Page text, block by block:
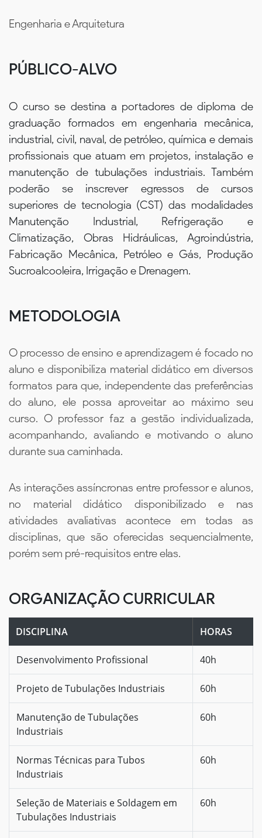
Engenharia e Arquitetura
PÚBLICO-ALVO
O curso se destina a portadores de diploma de
graduação formados em engenharia mecânica,
industrial, civil, naval, de petróleo, química e demais
profissionais que atuam em projetos, instalação e
manutenção de tubulações industriais. Também
poderão se inscrever egressos de cursos
superiores de tecnologia (CST) das modalidades
Manutenção Industrial, Refrigeração e
Climatização, Obras Hidráulicas, Agroindústria,
Fabricação Mecânica, Petróleo e Gás, Produção
Sucroalcooleira, Irrigação e Drenagem.
METODOLOGIA
O processo de ensino e aprendizagem é focado no
aluno e disponibiliza material didático em diversos
formatos para que, independente das preferências
do aluno, ele possa aproveitar ao máximo seu
curso. O professor faz a gestão individualizada,
acompanhando, avaliando e motivando o aluno
durante sua caminhada.
As interações assíncronas entre professor e alunos,
no material didático disponibilizado e nas
atividades avaliativas acontece em todas as
disciplinas, que são oferecidas sequencialmente,
porém sem pré-requisitos entre elas.
ORGANIZAÇÃO CURRICULAR
DISCIPLINA HORAS
Desenvolvimento Profissional 40h
Projeto de Tubulações Industriais 60h
Manutenção de Tubulações
Industriais
60h
Normas Técnicas para Tubos
Industriais
60h
Seleção de Materiais e Soldagem em
Tubulações Industriais
60h